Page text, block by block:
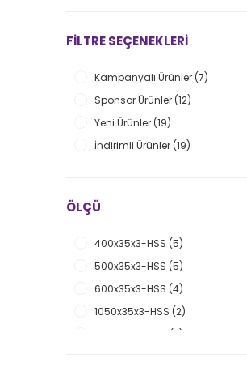
Piranha (1)
FILTRE SEÇENEKLERI
Kampanyalı Ürünler (7)
Sponsor Ürünler (12)
Yeni Ürünler (19)
İndirimli Ürünler (19)
ÖLÇÜ
400x35x3-HSS (5)
500x35x3-HSS (5)
600x35x3-HSS (4)
1050x35x3-HSS (2)
300x35x3-CRV (2)